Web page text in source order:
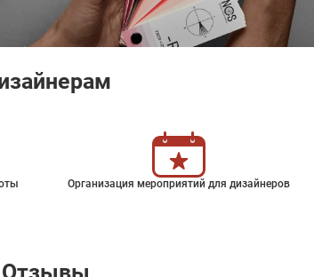
Организация мероприятий для дизайнеров